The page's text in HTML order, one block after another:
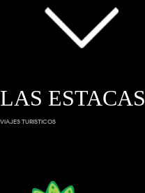
LAS ESTACAS
VIAJES TURISTICOS